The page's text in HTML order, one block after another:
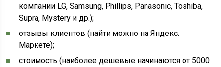
компании LG, Samsung, Phillips, Panasonic, Toshiba,
Supra, Mystery и др.);
отзывы клиентов (найти можно на Яндекс.
Маркете);
стоимость (наиболее дешевые начинаются от 5000